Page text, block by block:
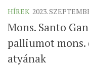
HÍREK 2023.
Mons. Santo
palliumot mons.
atyának